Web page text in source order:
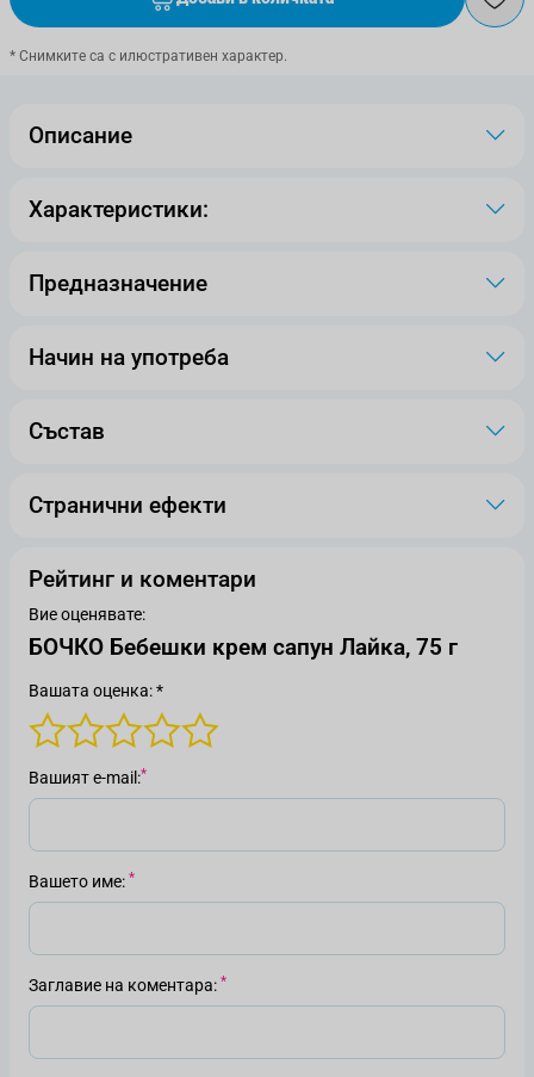
* Снимките са с илюстративен характер.
Описание
Характеристики:
Предназначение
Начин на употреба
Състав
Странични ефекти
Рейтинг и коментари
Вие оценявате:
БОЧКО Бебешки крем сапун Лайка, 75 г
Вашата оценка: *
Вашият е-mail
Вашето име
Заглавие на коментара